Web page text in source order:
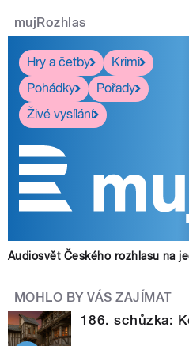
mujRozhlas
Hry a četby
Krimi
Pohádky
Pořady
Živé vysílání
Audiosvět Českého rozhlasu na
MOHLO BY VÁS ZAJÍMAT
186. schůzka: